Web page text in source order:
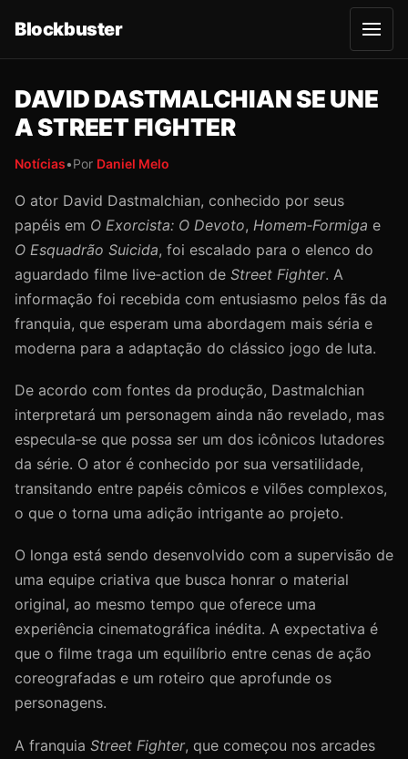
Blockbuster
A
b
r
r
m
DAVID DASTMALCHIAN SE UNE
A STREET FIGHTER
Notícias•Por Daniel Melo
O ator David Dastmalchian, conhecido por seus
papéis em O Exorcista: O Devoto, Homem‑Formiga e
O Esquadrão Suicida, foi escalado para o elenco do
aguardado filme live‑action de Street Fighter. A
informação foi recebida com entusiasmo pelos fãs da
franquia, que esperam uma abordagem mais séria e
moderna para a adaptação do clássico jogo de luta.
De acordo com fontes da produção, Dastmalchian
interpretará um personagem ainda não revelado, mas
especula‑se que possa ser um dos icônicos lutadores
da série. O ator é conhecido por sua versatilidade,
transitando entre papéis cômicos e vilões complexos,
o que o torna uma adição intrigante ao projeto.
O longa está sendo desenvolvido com a supervisão de
uma equipe criativa que busca honrar o material
original, ao mesmo tempo que oferece uma
experiência cinematográfica inédita. A expectativa é
que o filme traga um equilíbrio entre cenas de ação
coreografadas e um roteiro que aprofunde os
personagens.
A franquia Street Fighter, que começou nos arcades